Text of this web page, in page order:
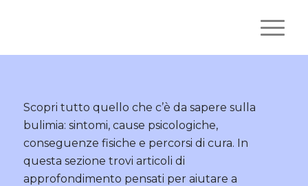
Scopri tutto quello che c’è da sapere sulla
bulimia: sintomi, cause psicologiche,
conseguenze fisiche e percorsi di cura. In
questa sezione trovi articoli di
approfondimento pensati per aiutare a